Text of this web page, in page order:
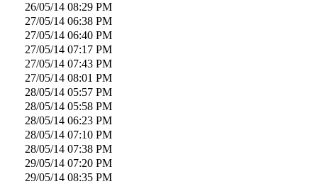
26/05/14 08:29 PM
27/05/14 06:38 PM
27/05/14 06:40 PM
27/05/14 07:17 PM
27/05/14 07:43 PM
27/05/14 08:01 PM
28/05/14 05:57 PM
28/05/14 05:58 PM
28/05/14 06:23 PM
28/05/14 07:10 PM
28/05/14 07:38 PM
29/05/14 07:20 PM
29/05/14 08:35 PM